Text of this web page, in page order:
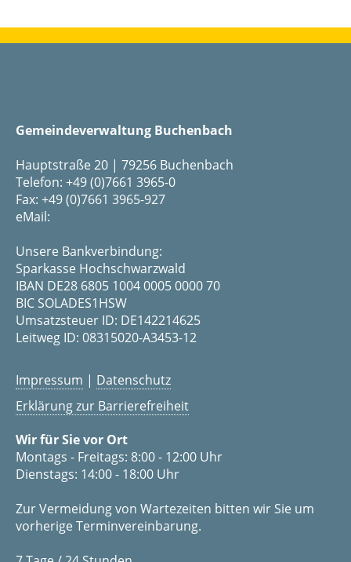
Gemeindeverwaltung Buchenbach
Hauptstraße 20 | 79256 Buchenbach
Telefon: +49 (0)7661 3965-0
Fax: +49 (0)7661 3965-927
eMail:
Unsere Bankverbindung:
Sparkasse Hochschwarzwald
IBAN DE28 6805 1004 0005 0000 70
BIC SOLADES1HSW
Umsatzsteuer ID: DE142214625
Leitweg ID: 08315020-A3453-12
Impressum | Datenschutz
Erklärung zur Barrierefreiheit
Wir für Sie vor Ort
Montags - Freitags: 8:00 - 12:00 Uhr
Dienstags: 14:00 - 18:00 Uhr
Zur Vermeidung von Wartezeiten bitten wir Sie um
vorherige Terminvereinbarung.